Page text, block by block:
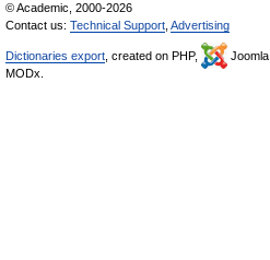
© Academic, 2000-2026
Contact us: Technical Support Advertising
Dictionaries export , created on PHP, Joomla,
MODx.